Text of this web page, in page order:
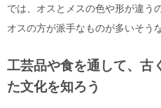
では、オスとメスの色や形が違う
オスの方が派手なものが多いそう
工芸品や食を通して、 古
た文化を知ろう